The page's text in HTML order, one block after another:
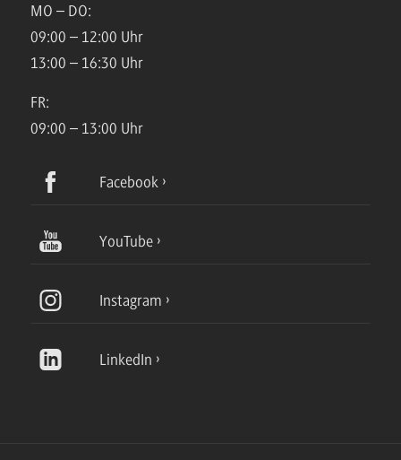
MO – DO:
09:00 – 12:00 Uhr
13:00 – 16:30 Uhr
FR:
09:00 – 13:00 Uhr
Facebook
YouTube
Instagram
LinkedIn